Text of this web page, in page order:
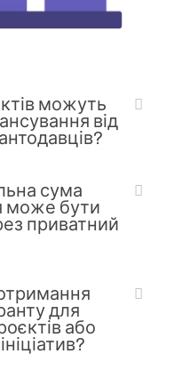
можуть
від
сума
може бути
приватний
для
або